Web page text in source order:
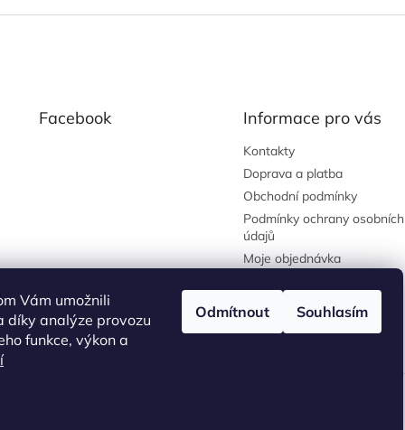
Vám umožnili
díky analýze provozu
funkce, výkon a
Odmítnout Souhlasím
Facebook Informace pro vás
Kontakty
Doprava a platba
Obchodní podmínky
Podmínky ochrany osobních
údajů
Moje objednávka
AKČNÍ ZBOŽÍ Tisíce výdejních míst po celé ČR